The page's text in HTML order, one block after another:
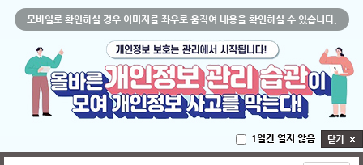
모바일로 확인하실 경우 이미지를 좌우로 움직여 내용을 확인하실 수 있습니다.
1일간 열지 않음